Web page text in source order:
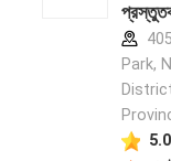
Park,
5.0